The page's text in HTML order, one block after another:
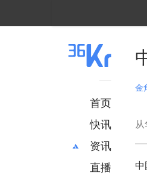
首页
快讯
资讯
推荐
直播
金
中